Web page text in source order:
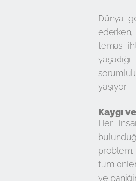
Dünya
ederken,
temas
yaşıyor.
Kaygı
Her
tüm
ve